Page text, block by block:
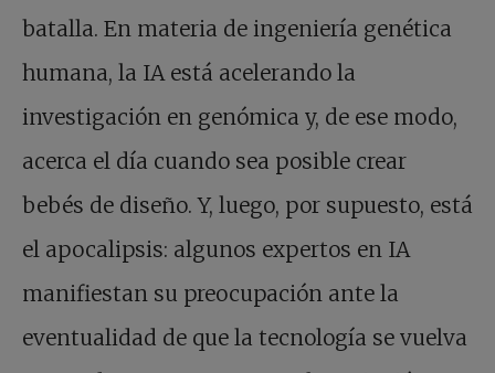
batalla. En materia de ingeniería genética
humana, la IA está acelerando la
investigación en genómica y, de ese modo,
acerca el día cuando sea posible crear
bebés de diseño. Y, luego, por supuesto, está
el apocalipsis: algunos expertos en IA
manifiestan su preocupación ante la
eventualidad de que la tecnología se vuelva